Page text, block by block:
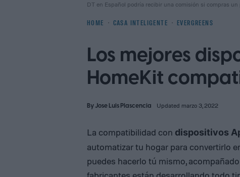
HOME CASA INTELIGENTE EVERGREENS
DT en Español podría recibir una comisión si compras
Los mejores
HomeKit
ByJose Luis Plascencia Updated marzo 3, 2022
La compatibilidad con dispositivos
automatizar tu hogar para convertirlo
puedes hacerlo tú mismo,